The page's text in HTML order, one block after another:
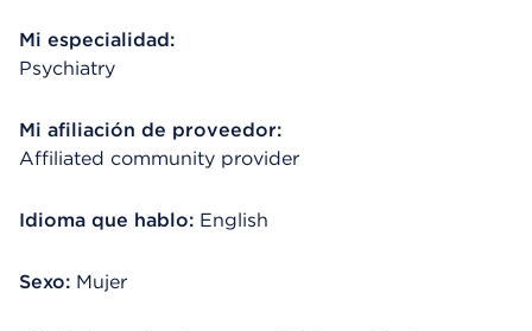
Mi especialidad:
Psychiatry
Mi afiliación de proveedor:
Affiliated community provider
Idioma que hablo: English
Sexo: Mujer